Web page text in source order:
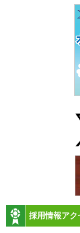
採用情報ア